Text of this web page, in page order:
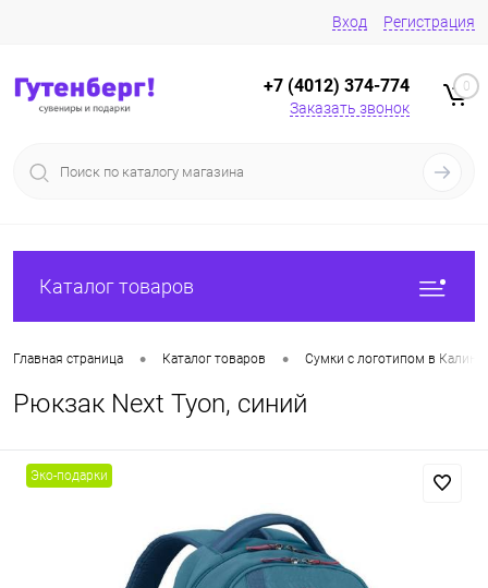
Вход Регистрация
+7 (4012) 374-774
Заказать звонок
0
Каталог товаров
Главная страница • Каталог товаров • Сумки с логотипом в
Рюкзак Next Tyon, синий
Эко-подарки